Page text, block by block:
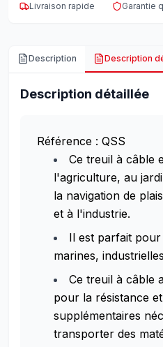
Livraison rapide Garantie
Description Description
Description détaillée
Référence : QSS
Ce treuil à câble
l'agriculture, au
la navigation de
et à l'industrie.
Il est parfait
marines,
Ce treuil à câble
pour la résistance
supplémentaires
transporter des